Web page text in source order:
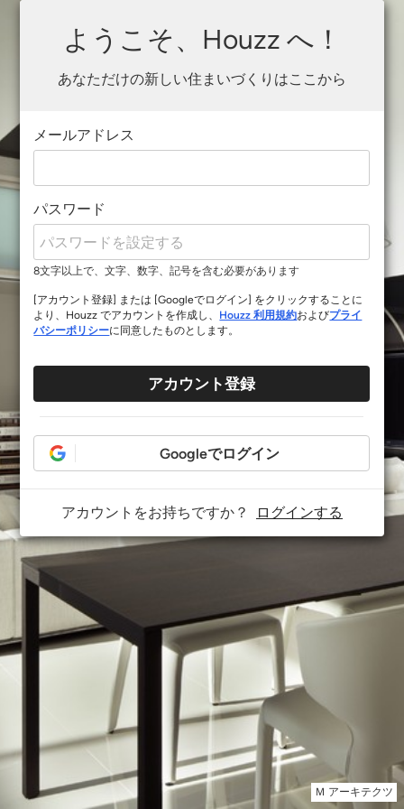
Ｍ アーキテクツ
ようこそ、Houzz へ！
あなただけの新しい住まいづくりはここから
メールアドレス
パスワード
8文字以上で、文字、数字、記号を含む必要があります
[アカウント登録] または [Googleでログイン] をクリックすることに
より、Houzz でアカウントを作成し、 Houzz 利用規約およびプライ
バシーポリシーに同意したものとします。
アカウント登録
Googleでログイン
アカウントをお持ちですか？ ログインする